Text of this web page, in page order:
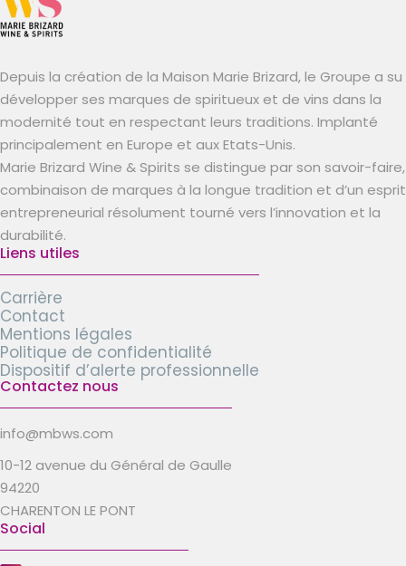
Depuis la création de la Maison Marie Brizard, le Groupe a su
développer ses marques de spiritueux et de vins dans la
modernité tout en respectant leurs traditions. Implanté
principalement en Europe et aux Etats-Unis.
Marie Brizard Wine & Spirits se distingue par son savoir-faire,
combinaison de marques à la longue tradition et d’un esprit
entrepreneurial résolument tourné vers l’innovation et la
durabilité.
Liens utiles
Carrière
Contact
Mentions légales
Politique de confidentialité
Dispositif d’alerte professionnelle
Contactez nous
info@mbws.com
10-12 avenue du Général de Gaulle
94220
CHARENTON LE PONT
Social